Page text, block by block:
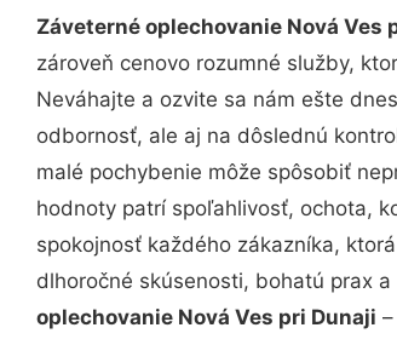
Záveterné oplechovanie Nová Ves
zároveň cenovo rozumné služby,
Neváhajte a ozvite sa nám ešte
odbornosť, ale aj na dôslednú
malé pochybenie môže spôsobiť
hodnoty patrí spoľahlivosť, ochota,
spokojnosť každého zákazníka,
dlhoročné skúsenosti, bohatú prax
oplechovanie Nová Ves pri Dunaji